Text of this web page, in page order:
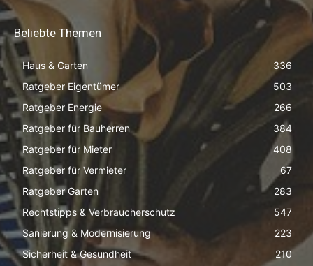
Beliebte Themen
Haus & Garten
336
Ratgeber Eigentümer
503
Ratgeber Energie
266
Ratgeber für Bauherren
384
Ratgeber für Mieter
408
Ratgeber für Vermieter
67
Ratgeber Garten
283
Rechtstipps & Verbraucherschutz
547
Sanierung & Modernisierung
223
Sicherheit & Gesundheit
210